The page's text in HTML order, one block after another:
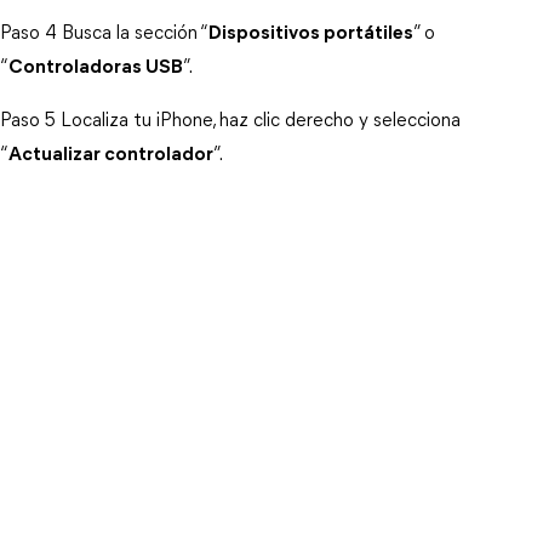
Paso 4 Busca la sección “ Dispositivos portátiles” o
“Controladoras USB”.
Paso 5 Localiza tu iPhone, haz clic derecho y selecciona
“Actualizar controlador”.